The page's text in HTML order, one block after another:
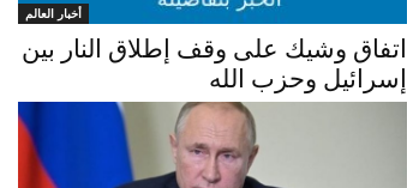
أخبار العالم
اتفاق وشيك على وقف إطلاق النار بين
إسرائيل وحزب الله